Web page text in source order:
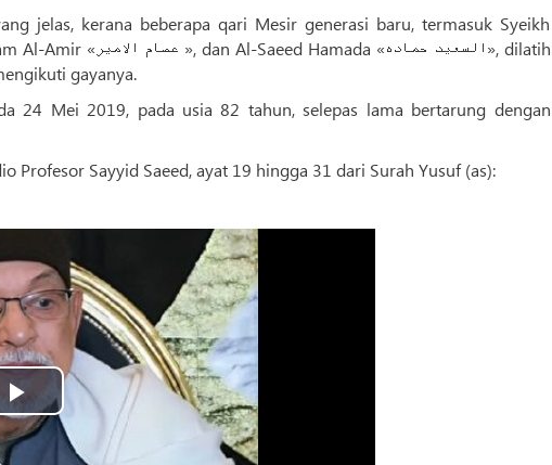
jelas, kerana beberapa qari Mesir generasi baru, termasuk Syeikh
gayanya.
24 Mei 2019, pada usia 82 tahun, selepas lama bertarung dengan
Profesor Sayyid Saeed, ayat 19 hingga 31 dari Surah Yusuf (as):
Play